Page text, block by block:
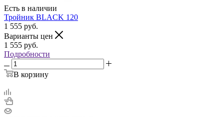
Есть в наличии
Тройник BLACK 120
1 555 руб.
Варианты цен
1 555 руб.
Подробности
В корзину